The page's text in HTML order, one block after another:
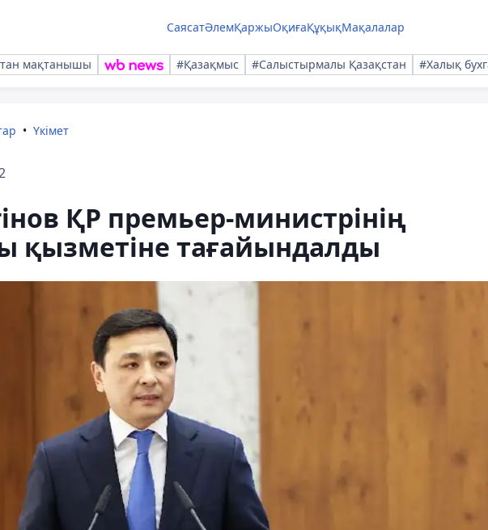
СаясатӘлемҚаржыОқиғаҚұқықМақалалар
мақтанышы #Қазақмыс #Салыстырмалы Қазақстан #Халық
Үкімет
ҚР премьер-министрінің
қызметіне тағайындалды